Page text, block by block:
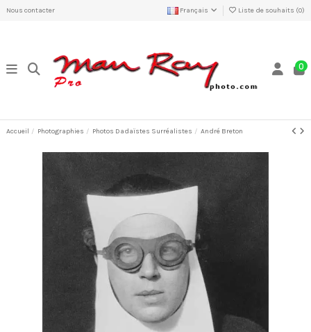
Nous contacter Français Liste de souhaits (0)
0
Accueil Photographies Photos Dadaïstes Surréalistes André Breton